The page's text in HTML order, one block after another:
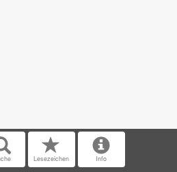
Lesezeichen Info